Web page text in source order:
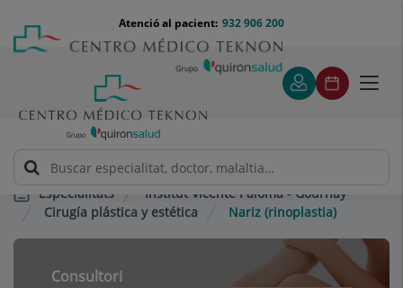
contingut
Menú
teléfono
cabecera
932 906 200
Atenció al pacient:
Especialitats
Institut Vicente Paloma - Gournay
Cirugía plástica y estética
Nariz (rinoplastia)
Consultori